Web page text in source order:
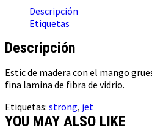
Descripción
Etiquetas
Descripción
Estic de madera con el mango
fina lamina de fibra de vidrio.
Etiquetas: strong, jet
YOU MAY ALSO LIKE